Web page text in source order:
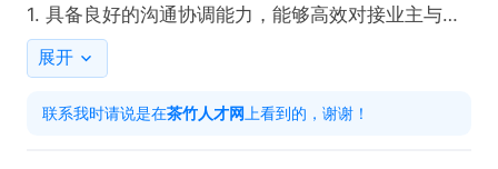
1. 具备良好的沟通协调能力，能够高效对接业主与租
户。
可接受系统培训。
展开
联系我时请说是在茶竹人才网 上看到的，谢谢！